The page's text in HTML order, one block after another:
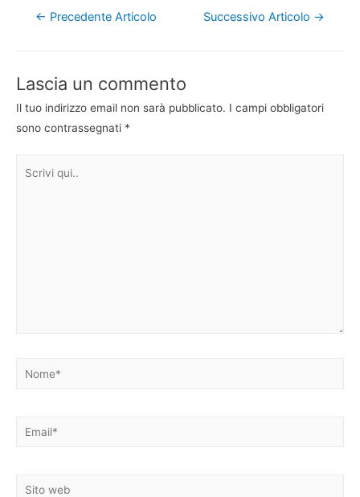
Navigazione
← Precedente Articolo Successivo Articolo →
Lascia un commento
Il tuo indirizzo email non sarà pubblicato. I campi obbligatori
sono contrassegnati *
Nome*
Email*
Sito